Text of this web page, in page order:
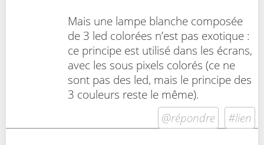
Mais une lampe blanche composée
de 3 led colorées n’est pas exotique :
ce principe est utilisé dans les écrans,
avec les sous pixels colorés (ce ne
sont pas des led, mais le principe des
3 couleurs reste le même).
@répondre
#lien